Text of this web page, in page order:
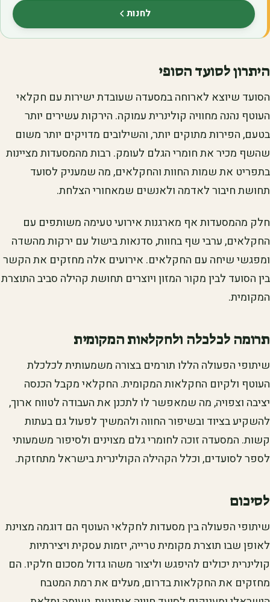
לחנות(נפתח בלשונית חדשה)
היתרון לסועד הסופי
הסועד שיוצא לארוחה במסעדה שעובדת ישירות עם חקלאי
העוטף נהנה מחוויה קולינרית עמוקה. הירקות עשירים יותר
בטעם, הפירות מתוקים יותר, והשילובים מדויקים יותר משום
שהשף מכיר את חומרי הגלם לעומק. רבות מהמסעדות מציינות
בתפריט את שמות החוות והחקלאים, מה שמעניק לסועד
תחושת חיבור לאדמה ולאנשים שמאחורי הצלחת.
חלק מהמסעדות אף מארגנות אירועי טעימה משותפים עם
החקלאים, ערבי שף בחוות, סדנאות בישול עם ירקות מהשדה
ומפגשי שיחה עם החקלאים. אירועים אלה מחזקים את הקשר
בין הסועד לבין מקור המזון ויוצרים תחושת קהילה סביב התוצרת
המקומית.
תרומה לכלכלה ולחקלאות המקומית
שיתופי הפעולה הללו תורמים בצורה משמעותית לכלכלת
העוטף ולקיום החקלאות המקומית. החקלאי מקבל הכנסה
יציבה וצפויה, מה שמאפשר לו לתכנן את העבודה לטווח ארוך,
להשקיע בציוד ובשיפור החווה ולהמשיך לפעול גם בעתות
קשות. המסעדה זוכה לחומרי גלם מצוינים ולסיפור משמעותי
לספר לסועדים, וכלל הקהילה הקולינרית בישראל מתחזקת.
לסיכום
שיתופי הפעולה בין מסעדות לחקלאי העוטף הם דוגמה מצוינת
לאופן שבו תוצרת מקומית טרייה, יזמות עסקית ויצירתיות
קולינרית יכולים להיפגש וליצור משהו גדול מסכום חלקיו. הם
מחזקים את החקלאות בדרום, מעלים את רמת המטבח